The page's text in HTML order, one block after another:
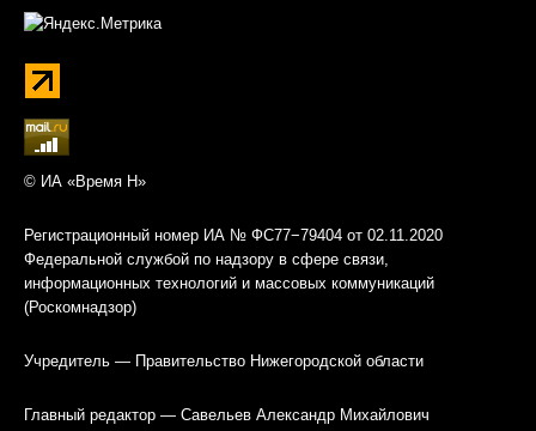
© ИА «Время Н»
Регистрационный номер ИА № ФС77−79404 от 02.11.2020
Федеральной службой по надзору в сфере связи,
информационных технологий и массовых коммуникаций
(Роскомнадзор)
Учредитель — Правительство Нижегородской области
Главный редактор — Савельев Александр Михайлович